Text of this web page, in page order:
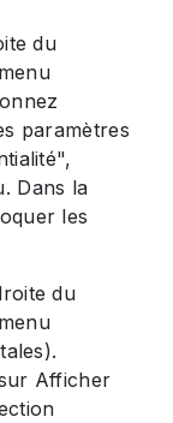
du
paramètres
Dans la
les
du
Afficher